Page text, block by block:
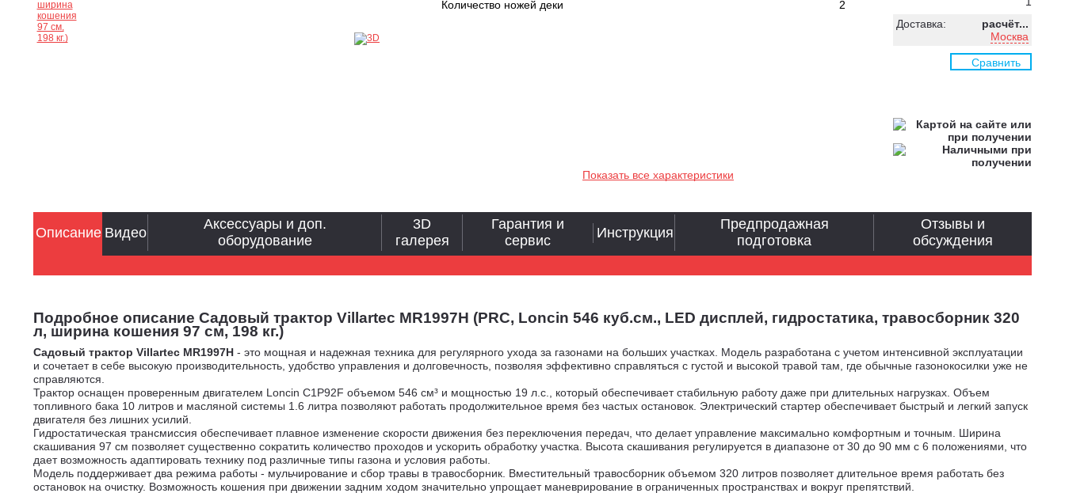
Количество ножей деки
2
Показать все характеристики
Доставка:
расчёт...
Москва
Сравнить
Подробное описание Садовый трактор Villartec MR1997H (PRC, Loncin 546 куб.см., LED дисплей, гидростатика, травосборник 320
л, ширина кошения 97 см, 198 кг.)
Садовый трактор Villartec MR1997H - это мощная и надежная техника для регулярного ухода за газонами на больших участках. Модель разработана с учетом интенсивной эксплуатации
и сочетает в себе высокую производительность, удобство управления и долговечность, позволяя эффективно справляться с густой и высокой травой там, где обычные газонокосилки уже не
справляются.
Трактор оснащен проверенным двигателем Loncin C1P92F объемом 546 см³ и мощностью 19 л.с., который обеспечивает стабильную работу даже при длительных нагрузках. Объем
топливного бака 10 литров и масляной системы 1.6 литра позволяют работать продолжительное время без частых остановок. Электрический стартер обеспечивает быстрый и легкий запуск
двигателя без лишних усилий.
Гидростатическая трансмиссия обеспечивает плавное изменение скорости движения без переключения передач, что делает управление максимально комфортным и точным. Ширина
скашивания 97 см позволяет существенно сократить количество проходов и ускорить обработку участка. Высота скашивания регулируется в диапазоне от 30 до 90 мм с 6 положениями, что
дает возможность адаптировать технику под различные типы газона и условия работы.
Модель поддерживает два режима работы - мульчирование и сбор травы в травосборник. Вместительный травосборник объемом 320 литров позволяет длительное время работать без
остановок на очистку. Возможность кошения при движении задним ходом значительно упрощает маневрирование в ограниченных пространствах и вокруг препятствий.
Описание Видео
Аксессуары и доп.
оборудование
3D
галерея
Гарантия и
сервис
Инструкция
Предпродажная
подготовка
Отзывы и
обсуждения